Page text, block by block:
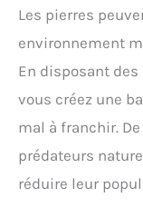
Les pierres
environnement
En disposant
vous créez une
mal à franchir.
prédateurs
réduire leur